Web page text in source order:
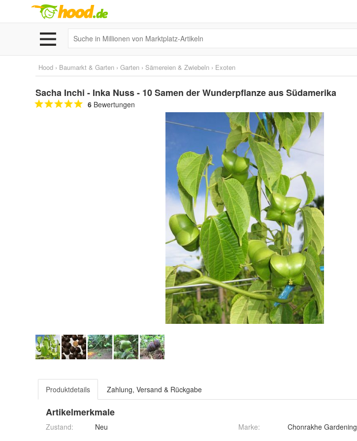
Hood › Baumarkt & Garten › Garten › Sämereien & Zwiebeln › Exoten
Sacha Inchi - Inka Nuss - 10 Samen der Wunderpflanze aus Südamerika
6 Bewertungen
Produktdetails Zahlung, Versand & Rückgabe
Artikelmerkmale
Zustand: Neu Marke: Chonrakhe Gardening